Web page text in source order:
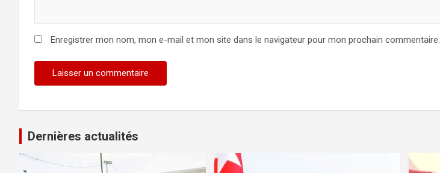
Enregistrer mon nom, mon e-mail et mon site dans le navigateur pour mon prochain commentaire.
Dernières actualités